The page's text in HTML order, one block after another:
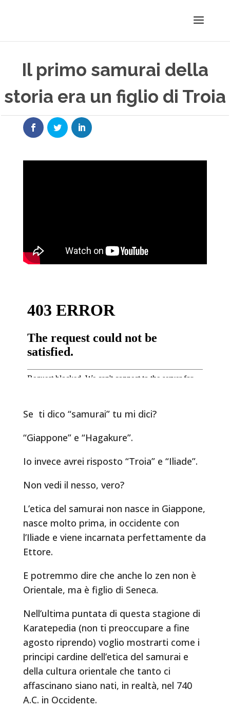
Il primo samurai della
storia era un figlio di Troia
Se ti dico “samurai” tu mi dici?
“Giappone” e “Hagakure”.
Io invece avrei risposto “Troia” e “Iliade”.
Non vedi il nesso, vero?
L’etica del samurai non nasce in Giappone,
nasce molto prima, in occidente con
l’Iliade e viene incarnata perfettamente da
Ettore.
E potremmo dire che anche lo zen non è
Orientale, ma è figlio di Seneca.
Nell’ultima puntata di questa stagione di
Karatepedia (non ti preoccupare a fine
agosto riprendo) voglio mostrarti come i
principi cardine dell’etica del samurai e
della cultura orientale che tanto ci
affascinano siano nati, in realtà, nel 740
A.C. in Occidente.